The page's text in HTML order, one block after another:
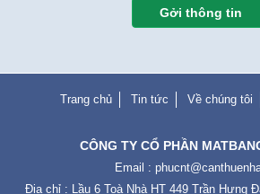
Gởi thông tin
Trang chủ Tin tức Về chúng tôi
CÔNG TY CỔ PHẦN
Email :
Địa chỉ : Lầu 6 Toà Nhà HT 449 Trần Hưng